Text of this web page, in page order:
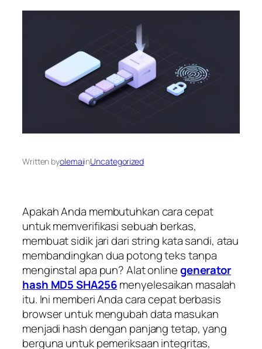
Written byolemaiinUncategorized
Apakah Anda membutuhkan cara cepat
untuk memverifikasi sebuah berkas,
membuat sidik jari dari string kata sandi, atau
membandingkan dua potong teks tanpa
menginstal apa pun? Alat onlinegenerator
hash MD5 SHA256menyelesaikan masalah
itu. Ini memberi Anda cara cepat berbasis
browser untuk mengubah data masukan
menjadi hash dengan panjang tetap, yang
berguna untuk pemeriksaan integritas,